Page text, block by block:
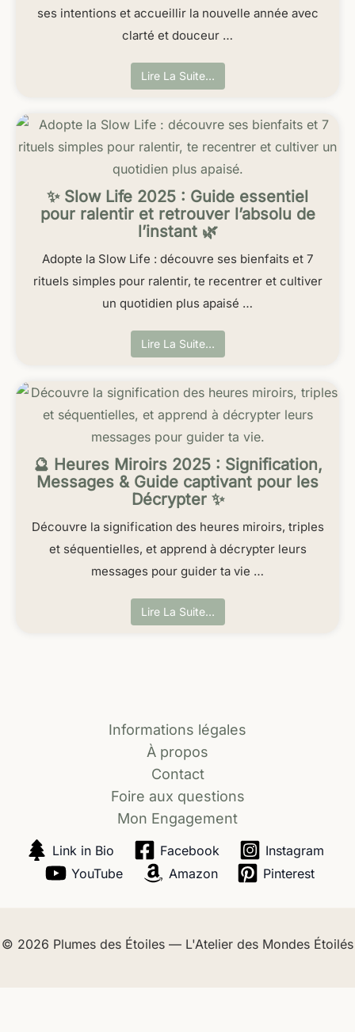
ses intentions et accueillir la nouvelle année avec
clarté et douceur …
Lire La Suite…
✨ Slow Life 2025 : Guide essentiel
pour ralentir et retrouver l’absolu de
l’instant 🌿
Adopte la Slow Life : découvre ses bienfaits et 7
rituels simples pour ralentir, te recentrer et cultiver
un quotidien plus apaisé …
Lire La Suite…
🔮 Heures Miroirs 2025 : Signification,
Messages & Guide captivant pour les
Décrypter ✨
Découvre la signification des heures miroirs, triples
et séquentielles, et apprend à décrypter leurs
messages pour guider ta vie …
Lire La Suite…
Informations légales
À propos
Contact
Foire aux questions
Mon Engagement
Link in Bio Facebook
Instagram
YouTube
Amazon Pinterest
© 2026 Plumes des Étoiles — L'Atelier des Mondes Étoilés